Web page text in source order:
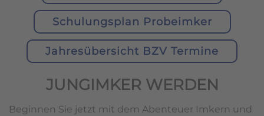
Schulungsplan Probeimker
Jahresübersicht BZV Termine
JUNGIMKER WERDEN
Beginnen Sie jetzt mit dem Abenteuer Imkern und